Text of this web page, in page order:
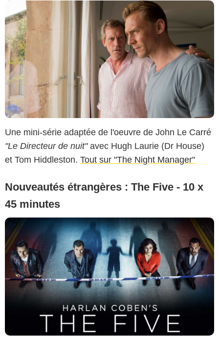
Une mini-série adaptée de l'oeuvre de John Le Carré
"Le Directeur de nuit"avec Hugh Laurie (Dr House)
et Tom Hiddleston. Tout sur "The Night Manager"
Nouveautés étrangères : The Five - 10 x
45 minutes